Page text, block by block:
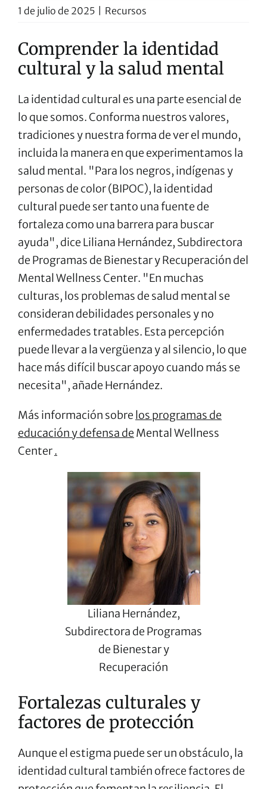
1 de julio de 2025 Recursos
Comprender la identidad
cultural y la salud mental
La identidad cultural es una parte esencial de
lo que somos. Conforma nuestros valores,
tradiciones y nuestra forma de ver el mundo,
incluida la manera en que experimentamos la
salud mental. "Para los negros, indígenas y
personas de color (BIPOC), la identidad
cultural puede ser tanto una fuente de
fortaleza como una barrera para buscar
ayuda", dice Liliana Hernández, Subdirectora
de Programas de Bienestar y Recuperación del
Mental Wellness Center. "En muchas
culturas, los problemas de salud mental se
consideran debilidades personales y no
enfermedades tratables. Esta percepción
puede llevar a la vergüenza y al silencio, lo que
hace más difícil buscar apoyo cuando más se
necesita", añade Hernández.
Más información sobre los programas de
educación y defensa de Mental Wellness
Center.
Liliana Hernández,
Subdirectora de Programas
de Bienestar y
Recuperación
Fortalezas culturales y
factores de protección
Aunque el estigma puede ser un obstáculo, la
identidad cultural también ofrece factores de